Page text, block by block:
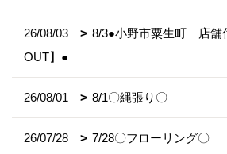
26/08/03
8/3●小野市粟生町 店舗
OUT】●
26/08/01 8/1〇縄張り〇
26/07/28 7/28〇フローリング〇